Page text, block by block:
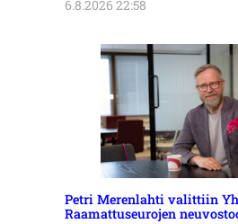
6.8.2026 22:58
Petri Merenlahti valittiin
Raamattuseurojen